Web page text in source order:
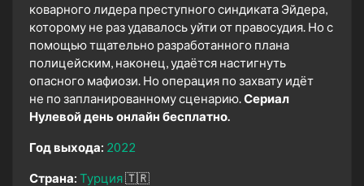
коварного лидера преступного синдиката Эйдера,
которому не раз удавалось уйти от правосудия. Но с
помощью тщательно разработанного плана
полицейским, наконец, удаётся настигнуть
опасного мафиози. Но операция по захвату идёт
не по запланированному сценарию. Сериал
Нулевой день онлайн бесплатно.
Год выхода: 2022
Страна: Турция🇹🇷